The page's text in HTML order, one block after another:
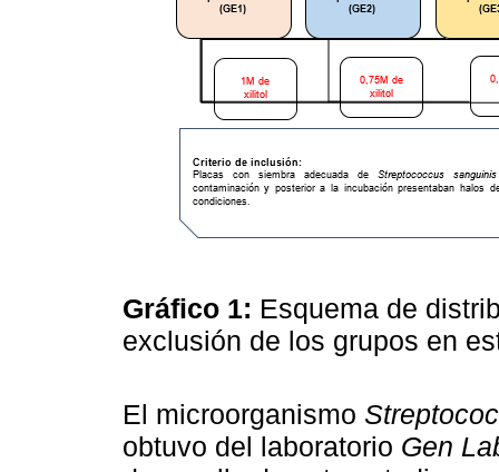
Gráfico 1: Esquema de
exclusión de los grupos en
El microorganismo
obtuvo del laboratorio Gen